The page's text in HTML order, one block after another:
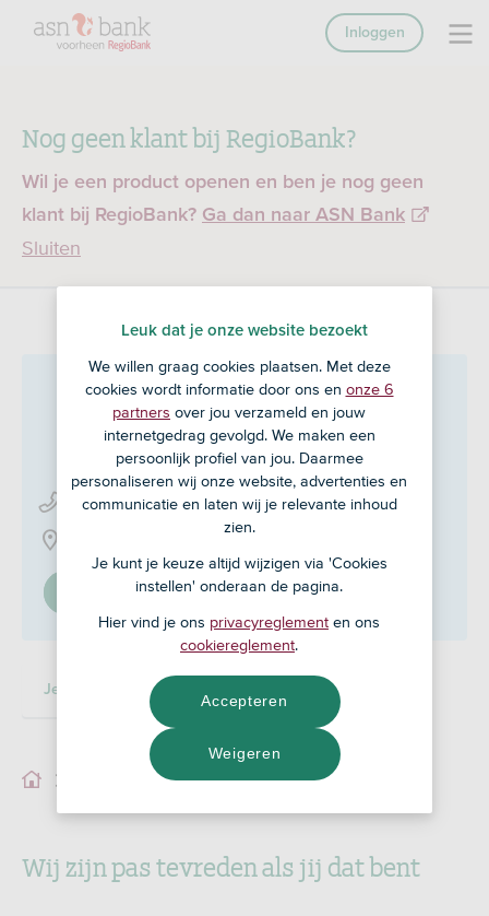
Nog geen klant bij RegioBank?
Wil je een product openen en ben je nog geen
klant bij RegioBank? Ga dan naar ASN Bank
Sluiten
Inloggen
Veldsink Busscherin
Harbrinkhoek
0546 - 86 58 27
Stel in als mijn adviseur
Je adviseur
Wij zijn pas tevreden als jij dat bent
Leuk dat je onze website bezoekt
We willen graag cookies plaatsen. Met deze
cookies wordt informatie door ons en onze 6
partners over jou verzameld en jouw
internetgedrag gevolgd. We maken een
persoonlijk profiel van jou. Daarmee
personaliseren wij onze website, advertenties en
communicatie en laten wij je relevante inhoud
zien.
Je kunt je keuze altijd wijzigen via 'Cookies
instellen' onderaan de pagina.
Hier vind je ons privacyreglement en ons
cookiereglement.
Weigeren
Accepteren